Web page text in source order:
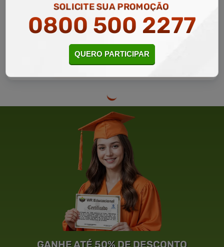
Curso Livre 10 a 60 horas
Curso Grátis de
Estratégias de Marketing, Preços e Vendas
MATRICULAR AGORA
GANHE ATÉ 50% DE DESCONTO
SOLICITE SUA PROMOÇÃO
0800 500 2277
QUERO PARTICIPAR